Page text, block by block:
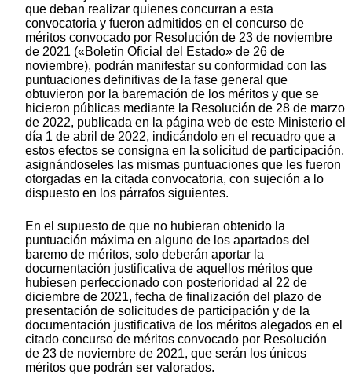
que deban realizar quienes concurran a esta
convocatoria y fueron admitidos en el concurso de
méritos convocado por Resolución de 23 de noviembre
de 2021 («Boletín Oficial del Estado» de 26 de
noviembre), podrán manifestar su conformidad con las
puntuaciones definitivas de la fase general que
obtuvieron por la baremación de los méritos y que se
hicieron públicas mediante la Resolución de 28 de marzo
de 2022, publicada en la página web de este Ministerio el
día 1 de abril de 2022, indicándolo en el recuadro que a
estos efectos se consigna en la solicitud de participación,
asignándoseles las mismas puntuaciones que les fueron
otorgadas en la citada convocatoria, con sujeción a lo
dispuesto en los párrafos siguientes.
En el supuesto de que no hubieran obtenido la
puntuación máxima en alguno de los apartados del
baremo de méritos, solo deberán aportar la
documentación justificativa de aquellos méritos que
hubiesen perfeccionado con posterioridad al 22 de
diciembre de 2021, fecha de finalización del plazo de
presentación de solicitudes de participación y de la
documentación justificativa de los méritos alegados en el
citado concurso de méritos convocado por Resolución
de 23 de noviembre de 2021, que serán los únicos
méritos que podrán ser valorados.